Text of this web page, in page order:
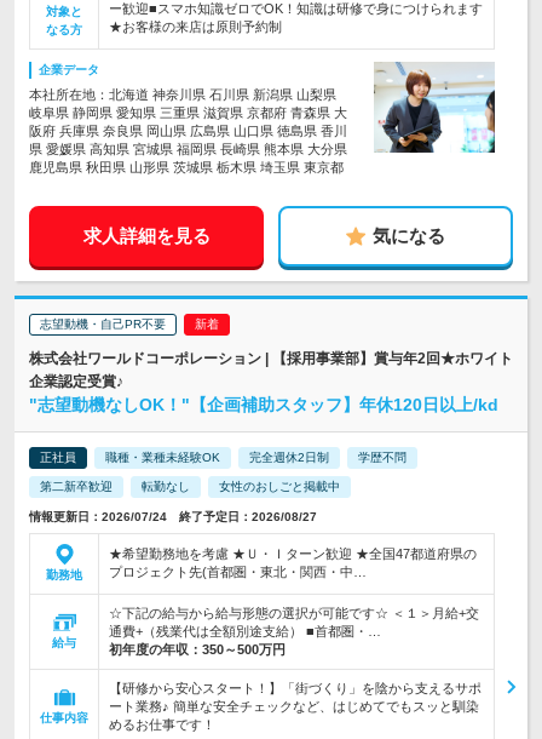
対象と
なる方
ー歓迎■スマホ知識ゼロでOK！知識は研修で身につけられます
★お客様の来店は原則予約制
企業データ
本社所在地：北海道 神奈川県 石川県 新潟県 山梨県
岐阜県 静岡県 愛知県 三重県 滋賀県 京都府 青森県 大
阪府 兵庫県 奈良県 岡山県 広島県 山口県 徳島県 香川
県 愛媛県 高知県 宮城県 福岡県 長崎県 熊本県 大分県
鹿児島県 秋田県 山形県 茨城県 栃木県 埼玉県 東京都
求人詳細を見る 気になる
志望動機・自己PR不要
株式会社ワールドコーポレーション | 【採用事業部】賞与年2回★ホワイト
企業認定受賞♪
"志望動機なしOK！"【企画補助スタッフ】年休120日以上/kd
正社員 職種・業種未経験OK 完全週休2日制 学歴不問
第二新卒歓迎 転勤なし 女性のおしごと掲載中
情報更新日：2026/07/24 終了予定日：2026/08/27
勤務地
★希望勤務地を考慮 ★Ｕ・Ｉターン歓迎 ★全国47都道府県の
プロジェクト先(首都圏・東北・関西・中…
給与
☆下記の給与から給与形態の選択が可能です☆ ＜１＞月給+交
通費+（残業代は全額別途支給） ■首都圏・…
初年度の年収： 350～500万円
仕事内容
【研修から安心スタート！】「街づくり」を陰から支えるサポ
ート業務♪ 簡単な安全チェックなど、はじめてでもスッと馴染
めるお仕事です！